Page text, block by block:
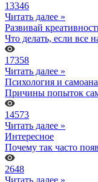
13346
Читать далее »
Развивай
Что делать, если все
17358
Читать далее »
Психология и
Причины попыток
14573
Читать далее »
Интересное
Почему так часто
2648